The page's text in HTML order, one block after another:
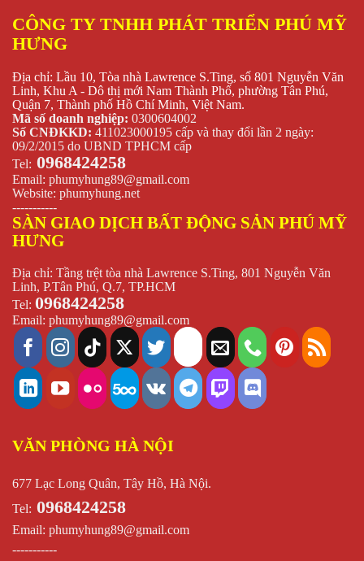
CÔNG TY TNHH PHÁT TRIỂN PHÚ MỸ
HƯNG
Địa chỉ: Lầu 10, Tòa nhà Lawrence S.Ting, số 801 Nguyễn Văn
Linh, Khu A - Dô thị mới Nam Thành Phố, phường Tân Phú,
Quận 7, Thành phố Hồ Chí Minh, Việt Nam.
Mã số doanh nghiệp: 0300604002
Số CNĐKKD: 411023000195 cấp và thay đổi lần 2 ngày:
09/2/2015 do UBND TPHCM cấp
Tel: 0968424258
Email: phumyhung89@gmail.com
Website: phumyhung.net
-----------
SÀN GIAO DỊCH BẤT ĐỘNG SẢN PHÚ MỸ
HƯNG
Địa chỉ: Tầng trệt tòa nhà Lawrence S.Ting, 801 Nguyễn Văn
Linh, P.Tân Phú, Q.7, TP.HCM
Tel: 0968424258
Email: phumyhung89@gmail.com
VĂN PHÒNG HÀ NỘI
677 Lạc Long Quân, Tây Hồ, Hà Nội.
Tel: 0968424258
Email: phumyhung89@gmail.com
-----------